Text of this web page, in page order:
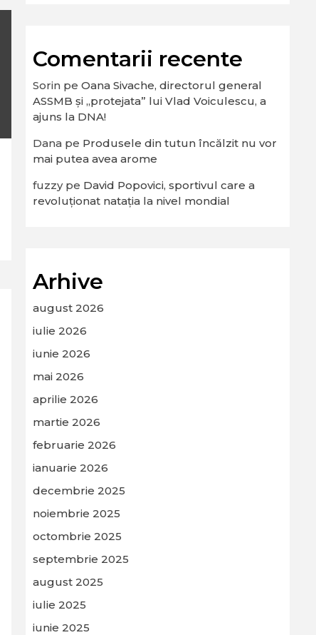
Comentarii recente
Sorin pe Oana Sivache, directorul general
ASSMB și „protejata” lui Vlad Voiculescu, a
ajuns la DNA!
Dana pe Produsele din tutun încălzit nu vor
mai putea avea arome
fuzzype David Popovici, sportivul care a
revoluționat natația la nivel mondial
Arhive
august 2026
iulie 2026
iunie 2026
mai 2026
aprilie 2026
martie 2026
februarie 2026
ianuarie 2026
decembrie 2025
noiembrie 2025
octombrie 2025
septembrie 2025
august 2025
iulie 2025
iunie 2025